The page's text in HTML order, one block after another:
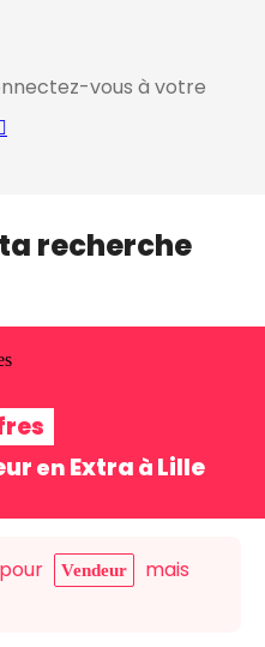
vous à votre
recherche
en Extra à Lille
Vendeur
mais